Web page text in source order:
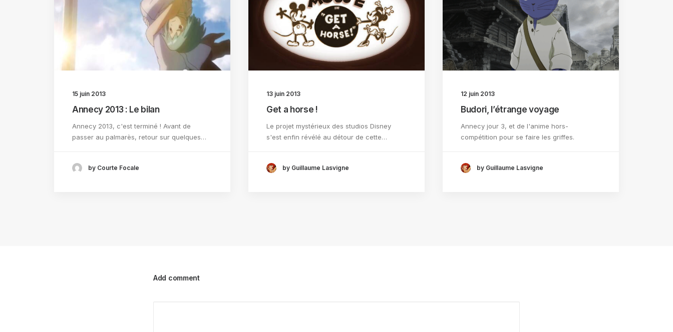
15 juin 2013
Annecy 2013 : Le bilan
Annecy 2013, c'est terminé ! Avant de
passer au palmarès, retour sur quelques…
by Courte Focale
13 juin 2013
Get a horse !
Le projet mystérieux des studios Disney
s'est enfin révélé au détour de cette…
by Guillaume Lasvigne
12 juin 2013
Budori, l’étrange voyage
Annecy jour 3, et de l'anime hors-
compétition pour se faire les griffes.
by Guillaume Lasvigne
Add comment